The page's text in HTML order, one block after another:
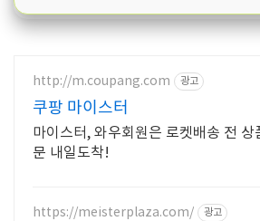
http://m.coupang.com 광고
쿠팡 마이스터
마이스터, 와우회원은 로켓배송 전 상
문 내일도착!
https://meisterplaza.com/ 광고